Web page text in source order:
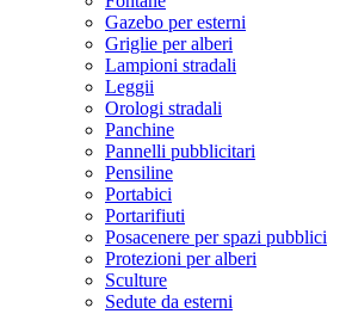
Gazebo per esterni
Griglie per alberi
Lampioni stradali
Leggii
Orologi stradali
Panchine
Pannelli pubblicitari
Pensiline
Portabici
Portarifiuti
Posacenere per spazi pubblici
Protezioni per alberi
Sculture
Sedute da esterni